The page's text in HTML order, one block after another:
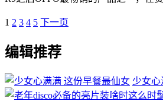
1 2 3 4 5 下一页
编辑推荐
少女心